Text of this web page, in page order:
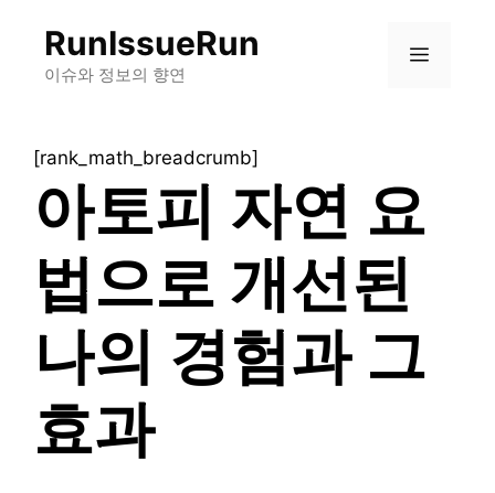
RunIssueRun
이슈와 정보의 향연
메
[rank_math_breadcrumb]
아토피 자연 요
법으로 개선된
나의 경험과 그
효과